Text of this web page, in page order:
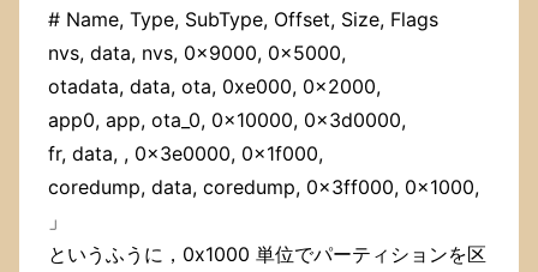
# Name, Type, SubType, Offset, Size, Flags
nvs, data, nvs, 0x9000, 0x5000,
otadata, data, ota, 0xe000, 0x2000,
app0, app, ota_0, 0x10000, 0x3d0000,
fr, data, , 0x3e0000, 0x1f000,
coredump, data, coredump, 0x3ff000, 0x1000,
」
というふうに，0x1000 単位でパーティションを区